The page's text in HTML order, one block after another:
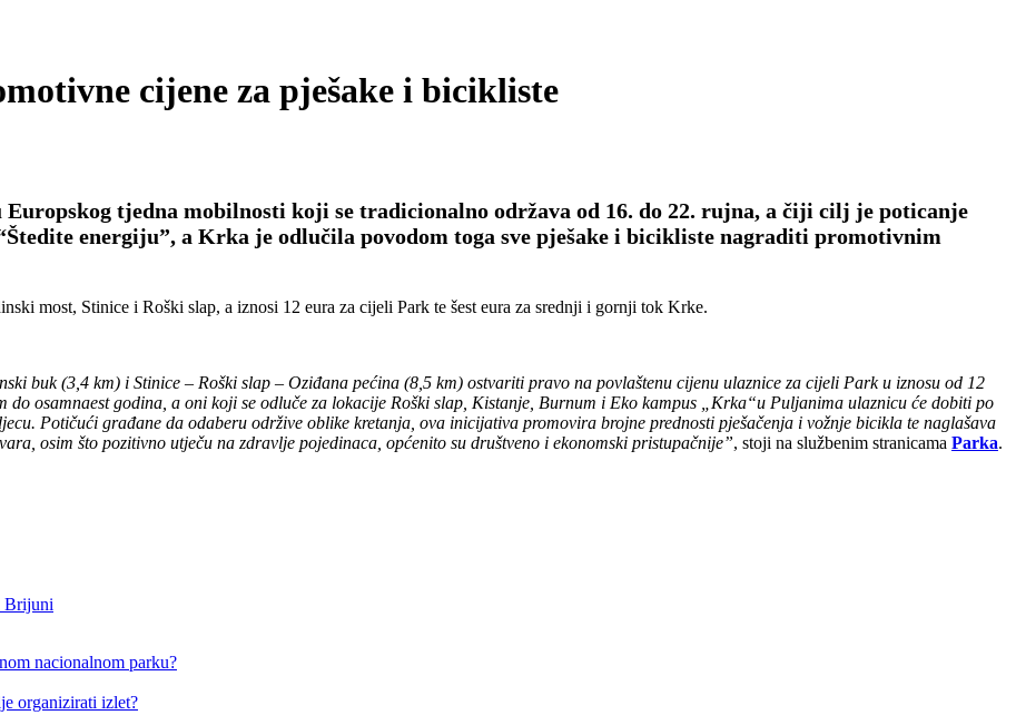
cijene za pješake i bicikliste
tjedna mobilnosti koji se tradicionalno održava od 16. do 22. rujna, a čiji cilj je poticanje
energiju”, a Krka je odlučila povodom toga sve pješake i bicikliste nagraditi promotivnim
most, Stinice i Roški slap, a iznosi 12 eura za cijeli Park te šest eura za srednji i gornji tok Krke.
buk (3,4 km) i Stinice – Roški slap – Oziđana pećina (8,5 km) ostvariti pravo na povlaštenu cijenu ulaznice za cijeli Park u iznosu od 12
do osamnaest godina, a oni koji se odluče za lokacije Roški slap, Kistanje, Burnum i Eko kampus „Krka“u Puljanima ulaznicu će dobiti po
Potičući građane da odaberu održive oblike kretanja, ova inicijativa promovira brojne prednosti pješačenja i vožnje bicikla te naglašava
osim što pozitivno utječu na zdravlje pojedinaca, općenito su društveno i ekonomski pristupačnije”, stoji na službenim stranicama Parka.
Brijuni
nacionalnom parku?
organizirati izlet?